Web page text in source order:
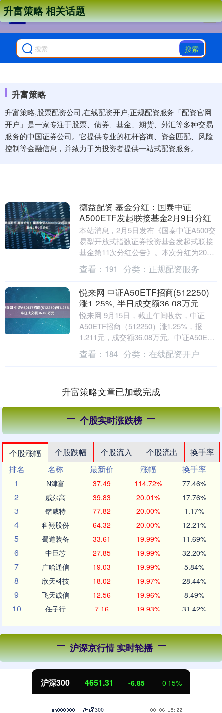
搜索
升富策略
升富策略,股票配资公司,在线配资开户,正规配资服务「配资官网
开户」是一家专注于股票、债券、基金、期货、外汇等多种交易
服务的中国证券公司。它提供专业的杠杆咨询、资金匹配、风险
控制等金融信息，并致力于为投资者提供一站式配资服务。
升富策略 相关话题
德益配资 基金分红：国泰中证
A500ETF发起联接基金2月9日分红
本站消息，2月5日发布《国泰中证A500交
易型开放式指数证券投资基金发起式联接
基金第11次分红公告》。本次分红为2026
年度第二次分红。。公告显示，本次分红
的收....
查看： 191 分类： 正规配资服务
悦来网 中证A50ETF招商(512250)
涨1.25%, 半日成交额36.08万元
悦来网 9月15日，截止午间收盘，中证
A50ETF招商（512250）涨1.25%，报
1.211元，成交额36.08万元。中证A50ETF
招商（512250）重....
查看： 184 分类： 在线配资开户
升富策略文章已加载完成
个股实时涨跌榜
个股涨幅 个股跌幅 个股流入 个股流出
换手率
排名
名称 最新价 涨幅
换手率
1
N津富 37.49 114.72% 77.46%
2 威尔高 39.83 20.01% 17.76%
3 锴威特 77.82 20.00% 1.17%
4 科翔股份 64.32 20.00% 12.21%
5 蜀道装备 33.61 19.99% 11.69%
6 中巨芯 27.85 19.99% 32.20%
7 广哈通信 19.03 19.99% 5.84%
8 欣天科技 18.02 19.97% 28.44%
9 飞天诚信 12.56 19.96% 8.49%
10 任子行 7.16 19.93% 31.42%
沪深京行情 实时轮播
沪深300 4651.31 -6.85 -0.15%